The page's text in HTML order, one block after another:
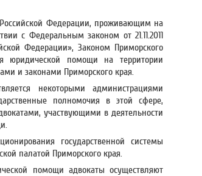
Федерации, проживающим на
с Федеральным законом от 21.11.2011
Федерации», Законом Приморского
юридической помощи на территории
и законами Приморского края.
некоторыми администрациями
полномочия в этой сфере,
участвующими в деятельности
государственной системы
палатой Приморского края.
помощи адвокаты осуществляют